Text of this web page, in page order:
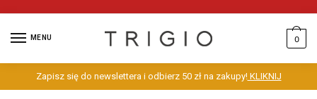
MENU 0
Zapisz się do newslettera i odbierz 50 zł na zakupy!KLIKNIJ